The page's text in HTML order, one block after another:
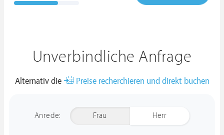
Unverbindliche Anfrage
Alternativ die Preise recherchieren und direkt buchen
Anrede: Frau Herr